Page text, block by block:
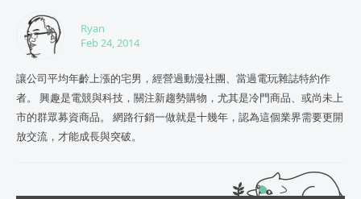
Ryan
Feb 24, 2014
讓公司平均年齡上漲的宅男，經營過動漫社團、當過電玩雜誌特約作
者。 興趣是電競與科技，關注新趨勢購物，尤其是冷門商品、或尚未上
市的群眾募資商品。 網路行銷一做就是十幾年，認為這個業界需要更開
放交流，才能成長與突破。